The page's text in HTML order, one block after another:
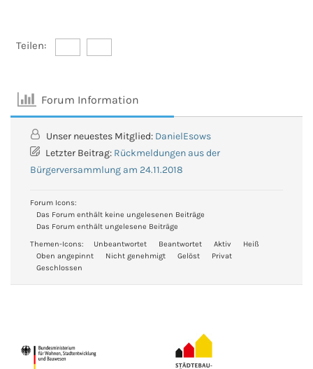
Teilen:
Forum Information
Unser neuestes Mitglied: DanielEsows
Letzter Beitrag: Rückmeldungen aus der
Bürgerversammlung am 24.11.2018
Forum Icons:
Das Forum enthält keine ungelesenen Beiträge
Das Forum enthält ungelesene Beiträge
Themen-Icons:
Unbeantwortet Beantwortet Aktiv
Heiß
Oben angepinnt
Nicht genehmigt Gelöst
Privat
Geschlossen